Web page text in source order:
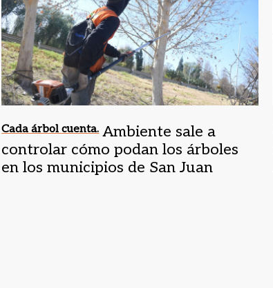
Cada árbol cuenta. Ambiente sale a
controlar cómo podan los árboles
en los municipios de San Juan